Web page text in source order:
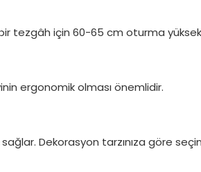
tezgâh için 60-65 cm oturma
ergonomik olması önemlidir.
Dekorasyon tarzınıza göre